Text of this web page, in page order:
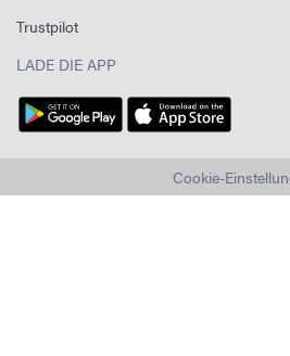
Trustpilot
LADE DIE APP
Cookie-